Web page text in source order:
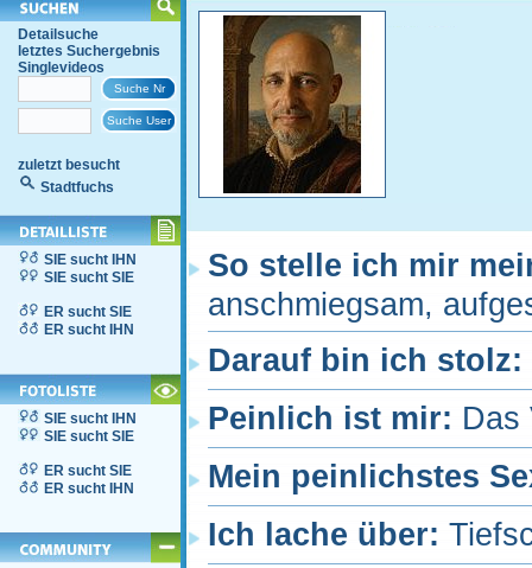
Detailsuche
letztes Suchergebnis
Singlevideos
zuletzt besucht
Stadtfuchs
SIE sucht IHN
SIE sucht SIE
ER sucht SIE
ER sucht IHN
SIE sucht IHN
SIE sucht SIE
ER sucht SIE
ER sucht IHN
So stelle ich mir
anschmiegsam,
Darauf bin ich stolz:
Peinlich ist mir: Das
Mein peinlichstes
Ich lache über: